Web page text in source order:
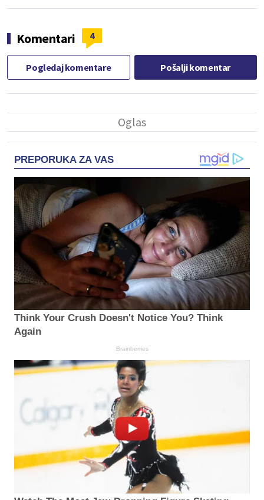
Komentari 4
Pogledaj komentare Pošalji komentar
PREPORUKA ZA VAS
Think Your Crush Doesn't Notice You? Think
Again
Brainberries